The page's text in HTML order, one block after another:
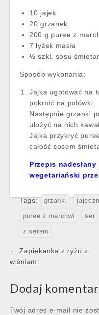
10 jajek
20 grzanek
200 g puree z
7 łyżek masła
½ szkl. sosu
Sposób wykonania:
Jajka ugotować na
pokroić na polówki.
Następnie grzanki
ułożyć na nich
Jajka przykryć
całość sosem
Przepis
wegetariański
Tags: grzanki
puree z marchwi ser
z serem
Post
navigation
← Zapiekanka z ryżu z
wiśniami
Dodaj
Twój adres e-mail nie